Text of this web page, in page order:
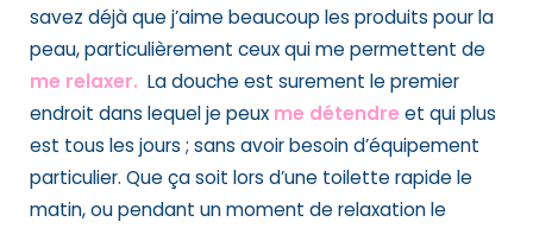
savez déjà que j’aime beaucoup les produits pour la
peau, particulièrement ceux qui me permettent de
me relaxer. La douche est surement le premier
endroit dans lequel je peux me détendre et qui plus
est tous les jours ; sans avoir besoin d’équipement
particulier. Que ça soit lors d’une toilette rapide le
matin, ou pendant un moment de relaxation le